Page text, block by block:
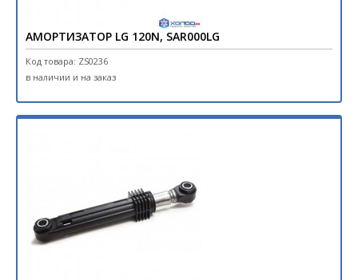
АМОРТИЗАТОР LG 120N, SAR000LG
Код товара: ZS0236
в наличии и на заказ